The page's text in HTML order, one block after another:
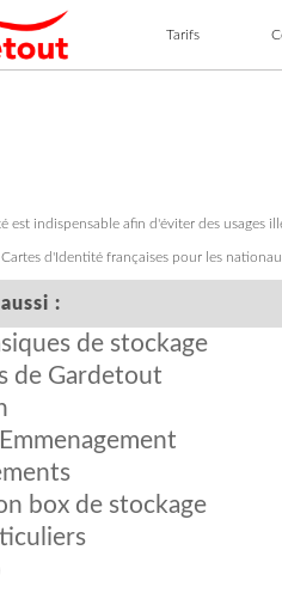
Tarifs
est indispensable afin d'éviter des usages
d'Identité françaises pour les
:
de stockage
de Gardetout
box de stockage